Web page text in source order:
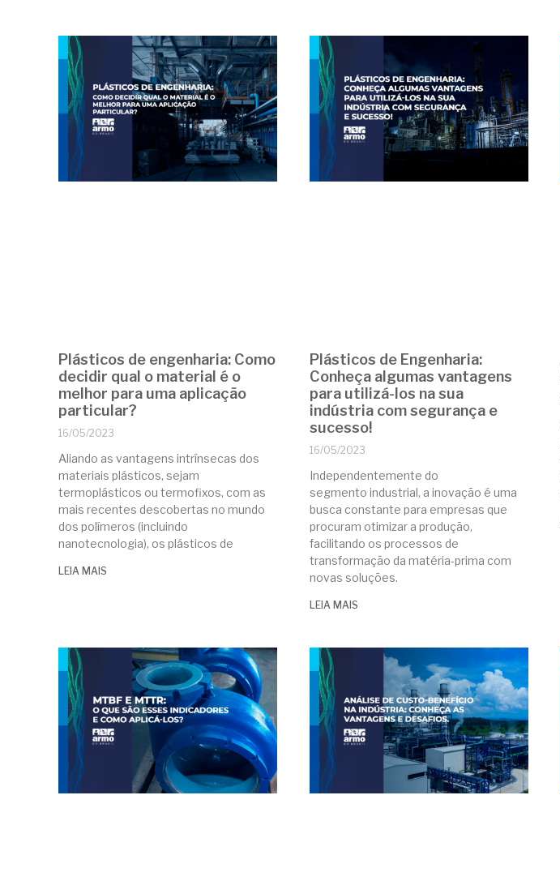
Plásticos de engenharia: Como
decidir qual o material é o
melhor para uma aplicação
particular?
16/05/2023
Aliando as vantagens intrínsecas dos
materiais plásticos, sejam
termoplásticos ou termofixos, com as
mais recentes descobertas no mundo
dos polímeros (incluindo
nanotecnologia), os plásticos de
LEIA MAIS
Plásticos de Engenharia:
Conheça algumas vantagens
para utilizá-los na sua
indústria com segurança e
sucesso!
16/05/2023
Independentemente do
segmento industrial, a inovação é uma
busca constante para empresas que
procuram otimizar a produção,
facilitando os processos de
transformação da matéria-prima com
novas soluções.
LEIA MAIS